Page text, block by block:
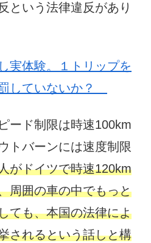
という法律違反があり
実体験。１トリップを
していないか？
ード制限は時速100km
トバーンには速度制限
がドイツで時速120km
周囲の車の中でもっと
ても、本国の法律によ
されるという話しと構